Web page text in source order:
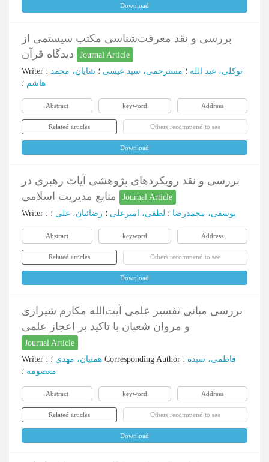
Download
بررسی و نقد معرفت‌شناسی مکتب سیستمی از
Journal Article
Writer : توکلی، عبد الله ؛ مسترحمی، سید عیسی ؛ شایان، محمد
هاشم ؛
Abstract keyword Address
Related articles Others recommend to see
Download
بررسی و نقد رویکردهای پژوهشی آیات رهبری در
Journal Article
Writer : یوسفی، مجمدرضا ؛ لطفی، امیرعلی ؛ رضائیان، علی ؛
Abstract keyword Address
Related articles Others recommend to see
Download
بررسی مبانی تفسیر علمی آیت‌الله مکارم شیرازی
و مروان شعبان با تاکید بر اعجاز علمی
Journal Article
Writer : همتیان، مهدی Corresponding Author : فاطمی، سیده
معصومه ؛
Abstract keyword Address
Related articles Others recommend to see
Download